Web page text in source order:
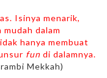
Isinya menarik,
dalam
hanya membuat
fun di dalamnya.
Mekkah)